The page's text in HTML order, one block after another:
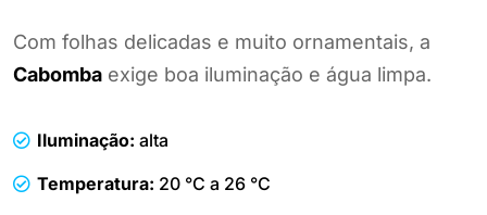
Com folhas delicadas e muito ornamentais, a
Cabomba exige boa iluminação e água limpa.
Iluminação: alta
Temperatura: 20 °C a 26 °C